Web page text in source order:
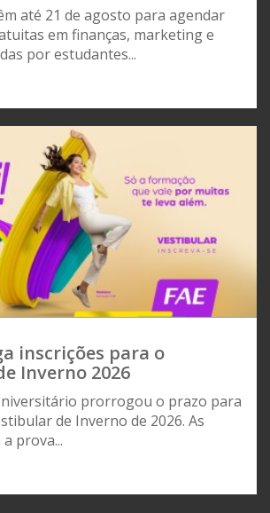
até 21 de agosto para agendar
em finanças, marketing e
por estudantes...
inscrições para o
Inverno 2026
prorrogou o prazo para
de Inverno de 2026. As
prova...